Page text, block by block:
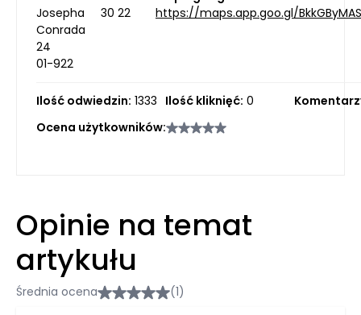
Josepha
Conrada
24
01-922
30 22
https://maps.app.goo.gl/
Ilość odwiedzin: 1333 Ilość kliknięć: 0
Ocena użytkowników:
Opinie na temat
artykułu
Średnia ocena (1)